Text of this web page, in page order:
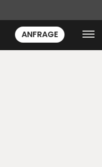
ANFRAGE